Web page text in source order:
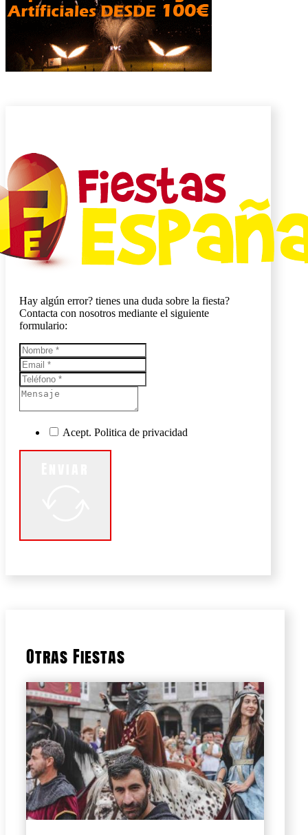
Hay algún error? tienes una duda sobre la fiesta?
Contacta con nosotros mediante el siguiente
formulario:
Acept. Politica de privacidad
Otras Fiestas